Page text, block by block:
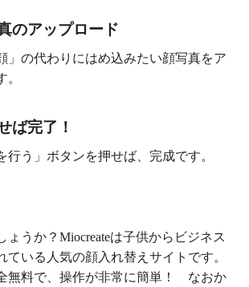
のアップロード
」の代わりにはめ込みたい顔写真をア
ば完了！
行う」ボタンを押せば、完成です。
ょうか？Miocreateは子供からビジネス
ている人気の顔入れ替えサイトです。
無料で、操作が非常に簡単！ なおか